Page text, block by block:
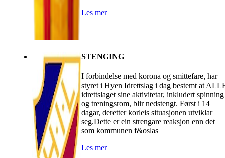
Les mer
STENGING
I forbindelse med korona og smittefare, har
styret i Hyen Idrettslag i dag bestemt at
idrettslaget sine aktivitetar, inkludert spinning
og treningsrom, blir nedstengt. Først i 14
dagar, deretter korleis situasjonen utviklar
seg.Dette er ein strengare reaksjon enn det
som kommunen f&oslas
Les mer